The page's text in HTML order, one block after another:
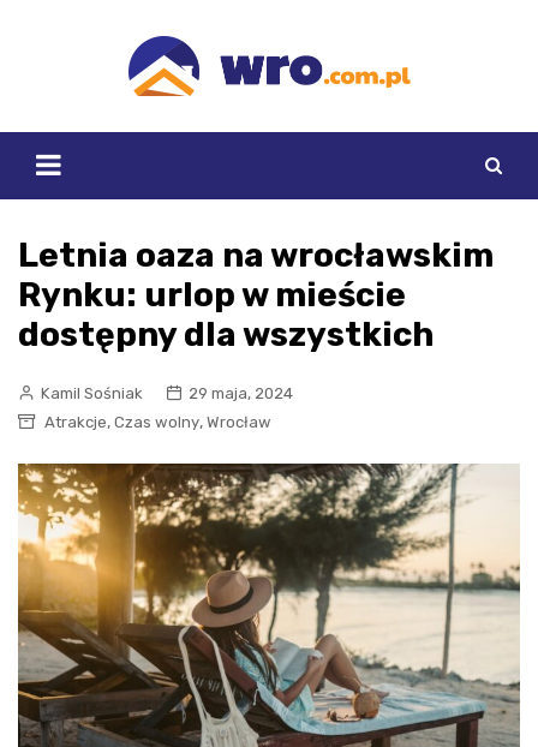
Letnia oaza na wrocławskim
Rynku: urlop w mieście
dostępny dla wszystkich
Kamil Sośniak
29 maja, 2024
Atrakcje, Czas wolny, Wrocław